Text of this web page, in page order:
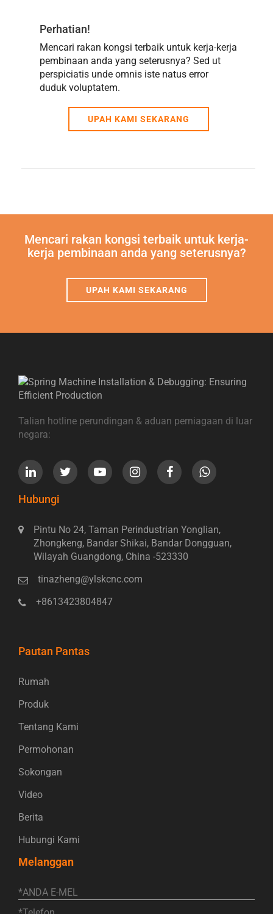
Perhatian!
Mencari rakan kongsi terbaik untuk kerja-kerja
pembinaan anda yang seterusnya? Sed ut
perspiciatis unde omnis iste natus error
duduk voluptatem.
UPAH KAMI SEKARANG
Mencari rakan kongsi terbaik untuk kerja-
kerja pembinaan anda yang seterusnya?
UPAH KAMI SEKARANG
Talian hotline perundingan & aduan perniagaan di luar
negara:
Hubungi
Pintu No 24, Taman Perindustrian Yonglian,
Zhongkeng, Bandar Shikai, Bandar Dongguan,
Wilayah Guangdong, China -523330
tinazheng@ylskcnc.com
+8613423804847
Pautan Pantas
Rumah
Produk
Tentang Kami
Permohonan
Sokongan
Video
Berita
Hubungi Kami
Melanggan